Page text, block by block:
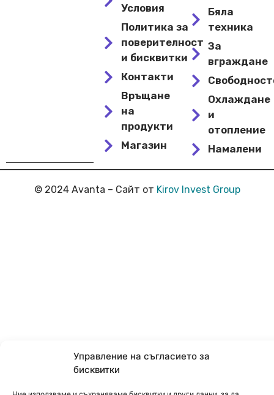
Управление на съгласието за
бисквитки
Условия
Политика за
поверителност
и бисквитки
Контакти
Връщане
на
продукти
Магазин
Бяла
техника
За
вграждане
Охлаждане
и
отопление
Намалени
© 2024 Avanta – Сайт от Kirov Invest Group